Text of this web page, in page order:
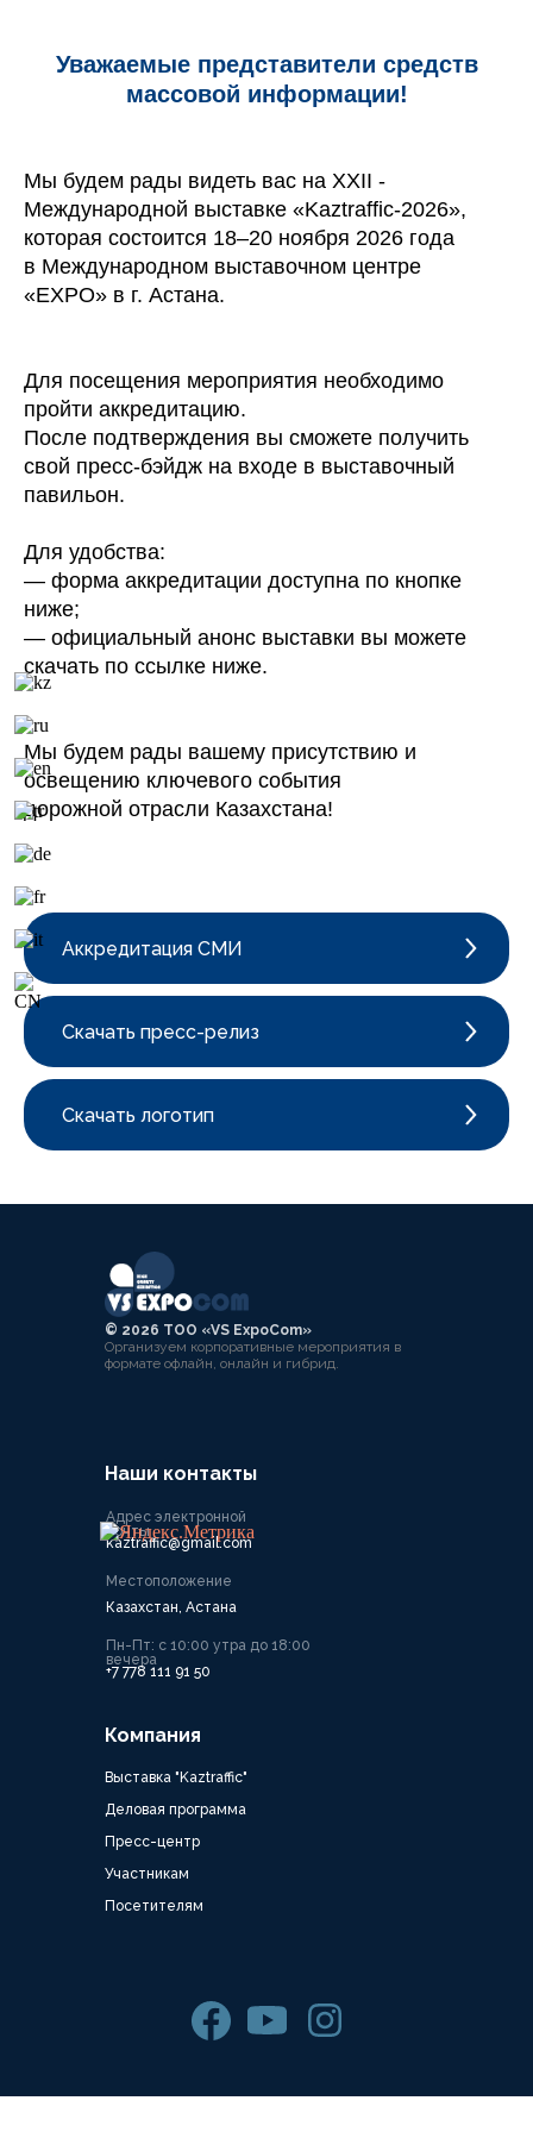
Уважаемые представители средств
массовой информации!
Мы будем рады видеть вас на XXII -
Международной выставке «Kaztraffic-2026»,
которая состоится 18–20 ноября 2026 года
в Международном выставочном центре
«EXPO» в г. Астана.
Для посещения мероприятия необходимо
пройти аккредитацию.
После подтверждения вы сможете получить
свой пресс-бэйдж на входе в выставочный
павильон.
Для удобства:
— форма аккредитации доступна по кнопке
ниже;
— официальный анонс выставки вы можете
скачать по ссылке ниже.
Мы будем рады вашему присутствию и
освещению ключевого события
дорожной отрасли Казахстана!
Аккредитация СМИ
Скачать пресс-релиз
Скачать логотип
©️ 2026 ТОО «VS ExpoCom»
Организуем корпоративные мероприятия в
формате офлайн, онлайн и гибрид.
Наши контакты
Адрес электронной
почты
kaztraffic@gmail.com
Местоположение
Казахстан, Астана
Пн-Пт: с 10:00 утра до 18:00
вечера
+7 778 111 91 50
Компания
Выставка "Kaztraffic"
Деловая программа
Пресс-центр
Участникам
Посетителям